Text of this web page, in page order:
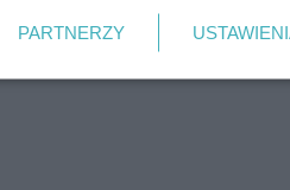
Obserwuj nas w
PARTNERZY